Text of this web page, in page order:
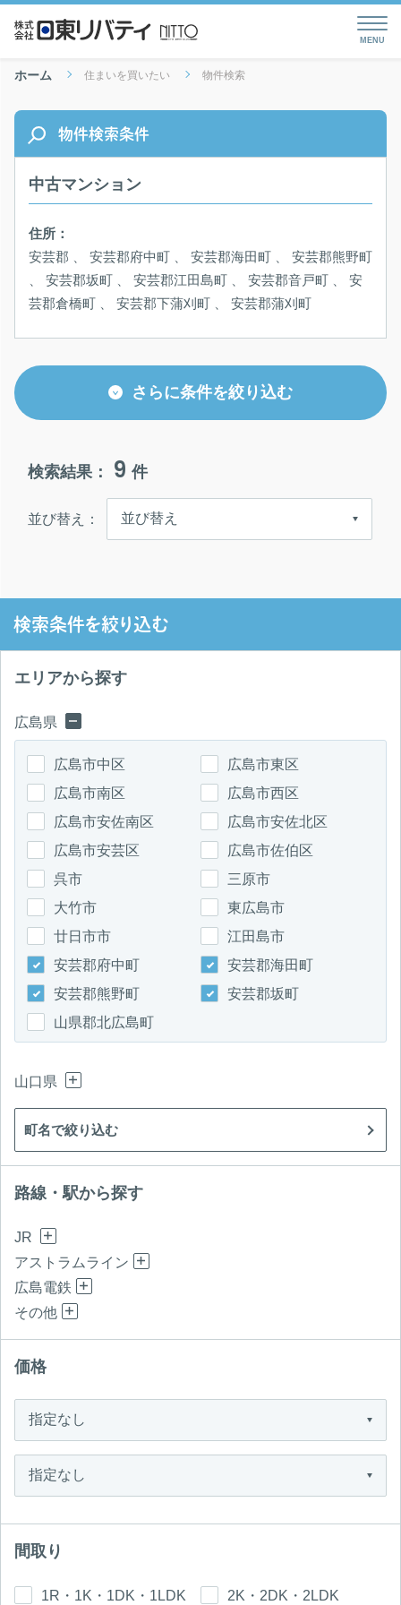
ホーム 住まいを買いたい 物件検索
検索条件を絞り込む
エリアから探す
広島県
広島市中区
広島市東区
広島市南区
広島市西区
広島市安佐南区
広島市安佐北区
広島市安芸区
広島市佐伯区
呉市
三原市
大竹市
東広島市
廿日市市
江田島市
安芸郡府中町
安芸郡海田町
安芸郡熊野町
安芸郡坂町
山県郡北広島町
山口県
町名で絞り込む
路線・駅から探す
JR
アストラムライン
広島電鉄
その他
価格
間取り
1R・1K・1DK・1LDK 2K・2DK・2LDK
物件検索条件
中古マンション
住所：
安芸郡 、 安芸郡府中町 、 安芸郡海田町 、 安芸郡熊野町
、 安芸郡坂町 、 安芸郡江田島町 、 安芸郡音戸町 、 安
芸郡倉橋町 、 安芸郡下蒲刈町 、 安芸郡蒲刈町
さらに条件を絞り込む
検索結果： 9 件
並び替え：